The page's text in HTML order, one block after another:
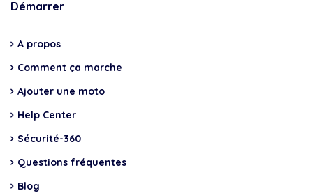
Démarrer
A propos
Comment ça marche
Ajouter une moto
Help Center
Sécurité-360
Questions fréquentes
Blog